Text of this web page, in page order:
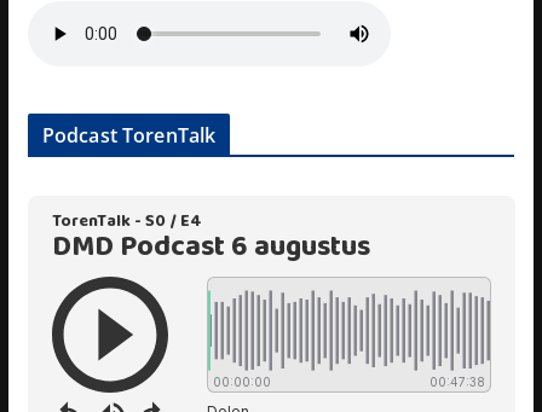
Podcast TorenTalk